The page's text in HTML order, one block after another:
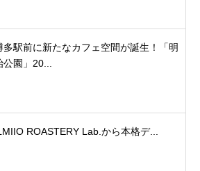
多駅前に新たなカフェ空間が誕生！「明
公園」20...
ROASTERY Lab.から本格デ...